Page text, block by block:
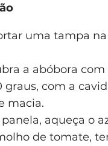
uma tampa
a abóbora
graus, com a
macia.
aqueça o
de tomate,